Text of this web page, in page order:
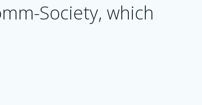
Society, which